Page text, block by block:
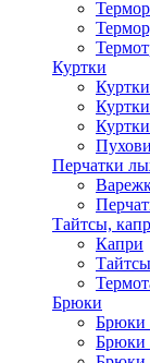
Куртки
Перчатки
Тайтсы,
Капри
Брюки
Брюки